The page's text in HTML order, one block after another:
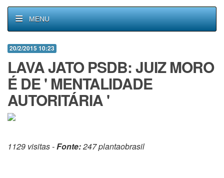
MENU
20/2/2015 10:23
LAVA JATO PSDB: JUIZ MORO
É DE ' MENTALIDADE
AUTORITÁRIA '
1129 visitas -Fonte:247 plantaobrasil